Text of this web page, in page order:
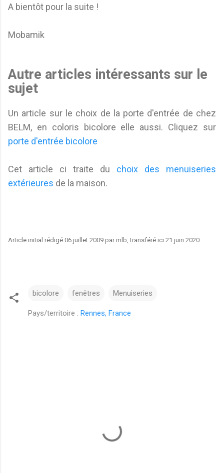
A bientôt pour la suite !
Mobamik
Autre articles intéressants sur le
sujet
Un article sur le choix de la porte d'entrée de chez
BELM, en coloris bicolore elle aussi. Cliquez sur
porte d'entrée bicolore
Cet article ci traite du choix des menuiseries
extérieures de la maison.
Article initial rédigé 06 juillet 2009 par mlb, transféré ici 21 juin 2020.
bicolore fenêtres Menuiseries
Pays/territoire : Rennes, France